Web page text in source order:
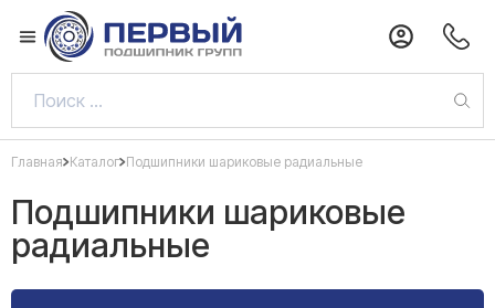
Главная Каталог Подшипники шариковые радиальные
Подшипники шариковые
радиальные